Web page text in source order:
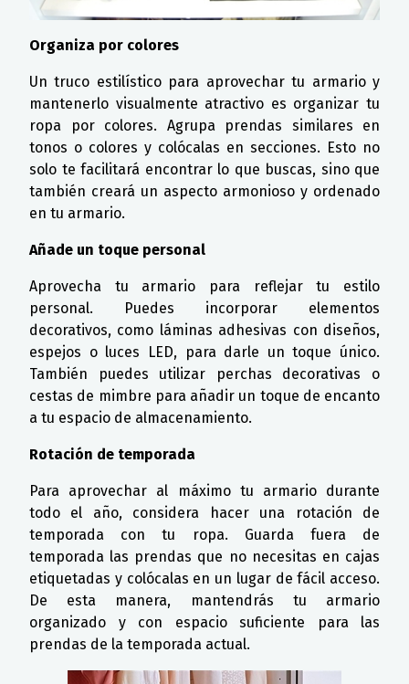
Organiza por colores
Un truco estilístico para aprovechar tu armario y
mantenerlo visualmente atractivo es organizar tu
ropa por colores. Agrupa prendas similares en
tonos o colores y colócalas en secciones. Esto no
solo te facilitará encontrar lo que buscas, sino que
también creará un aspecto armonioso y ordenado
en tu armario.
Añade un toque personal
Aprovecha tu armario para reflejar tu estilo
personal. Puedes incorporar elementos
decorativos, como láminas adhesivas con diseños,
espejos o luces LED, para darle un toque único.
También puedes utilizar perchas decorativas o
cestas de mimbre para añadir un toque de encanto
a tu espacio de almacenamiento.
Rotación de temporada
Para aprovechar al máximo tu armario durante
todo el año, considera hacer una rotación de
temporada con tu ropa. Guarda fuera de
temporada las prendas que no necesitas en cajas
etiquetadas y colócalas en un lugar de fácil acceso.
De esta manera, mantendrás tu armario
organizado y con espacio suficiente para las
prendas de la temporada actual.